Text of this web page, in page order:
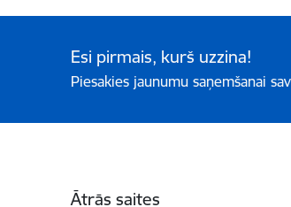
Esi pirmais, kurš uzzina!
Piesakies jaunumu saņemšanai
Ātrās saites